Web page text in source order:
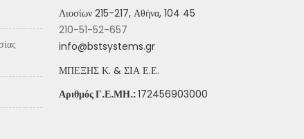
Λιοσίων 215-217, Αθήνα, 104 45
210-51-52-657
info@bstsystems.gr
ΜΠΕΞΗΣ Κ. & ΣΙΑ Ε.Ε.
Αριθμός Γ.Ε.ΜΗ.:172456903000